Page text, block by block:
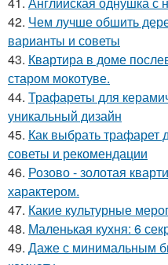
42. Чем лучше обшить
варианты и советы
43. Квартира в доме
старом мокотуве.
44. Трафареты для
уникальный дизайн
45. Как выбрать трафарет
советы и рекомендации
46. Розово - золотая
характером.
47. Какие культурные
48. Маленькая кухня: 6
49. Даже с минимальным